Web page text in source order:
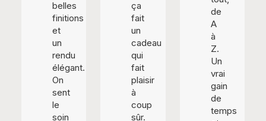
belles
finitions
et
un
rendu
élégant.
On
sent
le
soin
ça
fait
un
cadeau
qui
fait
plaisir
à
coup
sûr.
de
A
à
Z.
Un
vrai
gain
de
temps